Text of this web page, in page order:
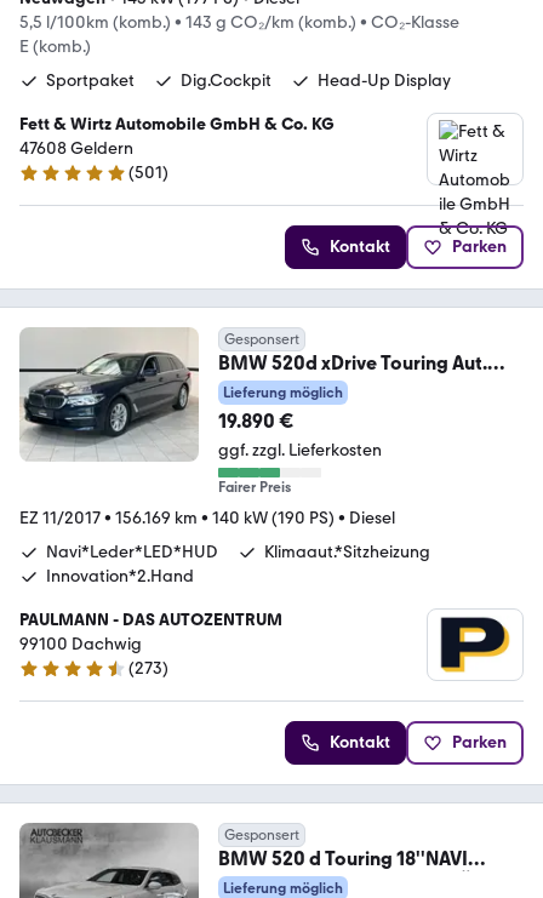
5,5 l/100km (komb.) • 143 g CO₂/km (komb.) • CO₂-Klasse
E (komb.)
Sportpaket
Dig.Cockpit Head-Up Display
Fett & Wirtz Automobile GmbH & Co. KG
47608 Geldern
4.9 Sterne
(501)
Kontakt Parken
Gesponsert
BMW 520d xDrive Touring Aut.
Navi*LED*Leder*HUD*
Lieferung möglich
19.890 €
ggf. zzgl. Lieferkosten
Fairer Preis
EZ 11/2017• 156.169 km • 140 kW (190 PS) • Diesel
Navi*Leder*LED*HUD
Klimaaut.*Sitzheizung
Innovation*2.Hand
PAULMANN - DAS AUTOZENTRUM
99100 Dachwig
4.5 Sterne
(273)
Kontakt Parken
Gesponsert
BMW 520 d Touring 18''NAVI
KAMERA PARKEN LED SITZLÜF
Lieferung möglich